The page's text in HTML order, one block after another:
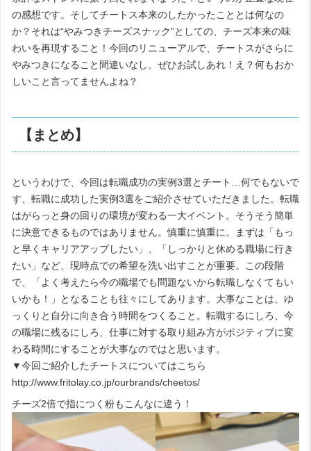
の感想です。そしてチートス本来のしたかったこととは何なの
か？それは“やみつきチーズスナック”としての、チーズ本来の味
わいを再現すること！今回のリニューアルで、 チートスがさらに
やみつきになること間違いなし。ぜひお試しあれ！え？何もおか
しいこと言ってませんよね？
【まとめ】
というわけで、今回は転職成功の実例3選とチート…何でもないで
す、転職に成功した実例3選をご紹介させていただきました。転職
はがらっと身の回りの環境が変わる一大イベント。そうそう簡単
に決意できるものではありません。慎重に慎重に。まずは「もっ
と早くキャリアアップしたい」、「しっかりと休める職場に行き
たい」など、現時点での希望を洗い出すことが重要。この段階
で、「よく考えたら今の職場でも問題ないから転職しなくてもい
いかも！」となることも往々にしてあります。大事なことは、ゆ
っくりと自分に向き合う時間をつくること。転職するにしろ、今
の職場に残るにしろ、仕事に対する取り組み方がポジティブに変
わる時間にすることが大事なのではと思います。
▼今回ご紹介したチートスについてはこちら
http://www.fritolay.co.jp/ourbrands/cheetos/
チーズ2倍で指につく粉もこんなに違う！